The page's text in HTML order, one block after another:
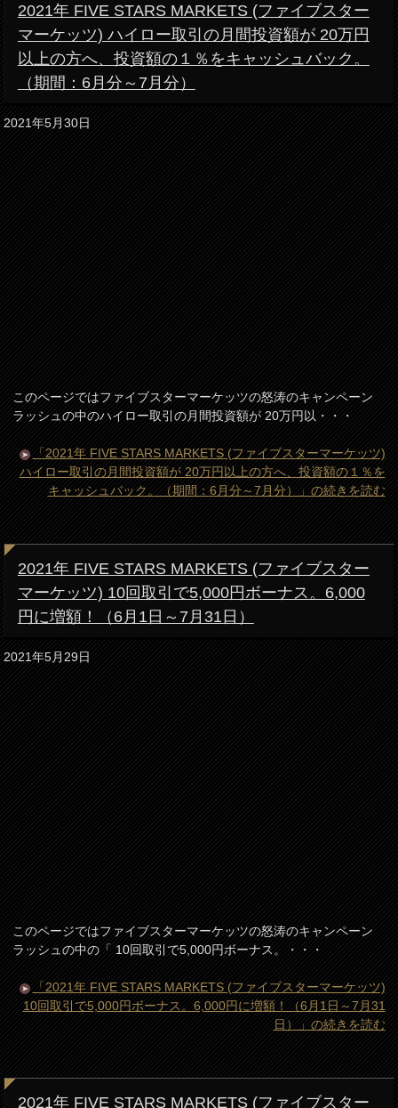
2021年 FIVE STARS MARKETS (ファイブスター
マーケッツ) ハイロー取引の月間投資額が 20万円
以上の方へ、投資額の１％をキャッシュバック。
（期間：6月分～7月分）
2021年5月30日
このページではファイブスターマーケッツの怒涛のキャンペーン
ラッシュの中のハイロー取引の月間投資額が 20万円以・・・
「2021年 FIVE STARS MARKETS (ファイブスターマーケッツ)
ハイロー取引の月間投資額が 20万円以上の方へ、投資額の１％を
キャッシュバック。（期間：6月分～7月分）」の続きを読む
2021年 FIVE STARS MARKETS (ファイブスター
マーケッツ) 10回取引で5,000円ボーナス。6,000
円に増額！（6月1日～7月31日）
2021年5月29日
このページではファイブスターマーケッツの怒涛のキャンペーン
ラッシュの中の「 10回取引で5,000円ボーナス。・・・
「2021年 FIVE STARS MARKETS (ファイブスターマーケッツ)
10回取引で5,000円ボーナス。6,000円に増額！（6月1日～7月31
日）」の続きを読む
2021年 FIVE STARS MARKETS (ファイブスター